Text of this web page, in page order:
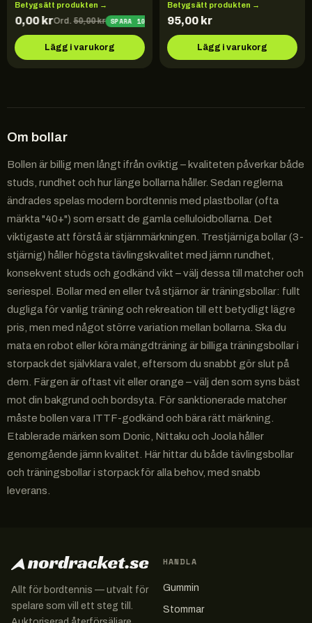
Betygsätt produkten →
40,00 krOrd.50,00kr SPARA10,00 KR
Lägg i varukorg
Betygsätt produkten →
95,00 kr
Lägg i varukorg
Om bollar
Bollen är billig men långt ifrån oviktig – kvaliteten påverkar både
studs, rundhet och hur länge bollarna håller. Sedan reglerna
ändrades spelas modern bordtennis med plastbollar (ofta
märkta "40+") som ersatt de gamla celluloidbollarna. Det
viktigaste att förstå är stjärnmärkningen. Trestjärniga bollar (3-
stjärnig) håller högsta tävlingskvalitet med jämn rundhet,
konsekvent studs och godkänd vikt – välj dessa till matcher och
seriespel. Bollar med en eller två stjärnor är träningsbollar: fullt
dugliga för vanlig träning och rekreation till ett betydligt lägre
pris, men med något större variation mellan bollarna. Ska du
mata en robot eller köra mängdträning är billiga träningsbollar i
storpack det självklara valet, eftersom du snabbt gör slut på
dem. Färgen är oftast vit eller orange – välj den som syns bäst
mot din bakgrund och bordsyta. För sanktionerade matcher
måste bollen vara ITTF-godkänd och bära rätt märkning.
Etablerade märken som Donic, Nittaku och Joola håller
genomgående jämn kvalitet. Här hittar du både tävlingsbollar
och träningsbollar i storpack för alla behov, med snabb
leverans.
Allt för bordtennis — utvalt för
spelare som vill ett steg till.
HANDLA
Gummin
Stommar